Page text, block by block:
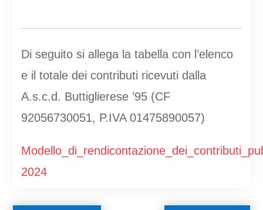
Di seguito si allega la tabella con l’elenco
e il totale dei contributi ricevuti dalla
A.s.c.d. Buttiglierese ’95 (CF
92056730051, P.IVA 01475890057)
2024